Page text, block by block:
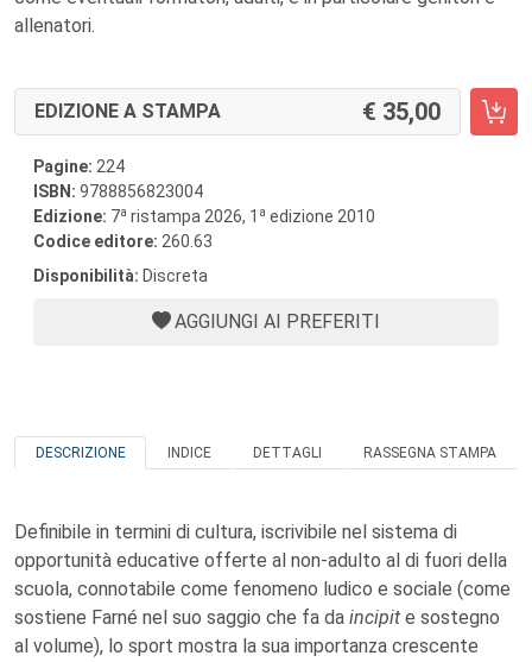
allenatori.
EDIZIONE A STAMPA 35,00
Pagine: 224
ISBN: 9788856823004
Edizione: 7a ristampa 2026, 1 a edizione 2010
Codice editore: 260.63
Disponibilità: Discreta
AGGIUNGI AI PREFERITI
DESCRIZIONE INDICE DETTAGLI RASSEGNA STAMPA
Definibile in termini di cultura, iscrivibile nel sistema di
opportunità educative offerte al non-adulto al di fuori della
scuola, connotabile come fenomeno ludico e sociale (come
sostiene Farné nel suo saggio che fa da incipit e sostegno
al volume), lo sport mostra la sua importanza crescente